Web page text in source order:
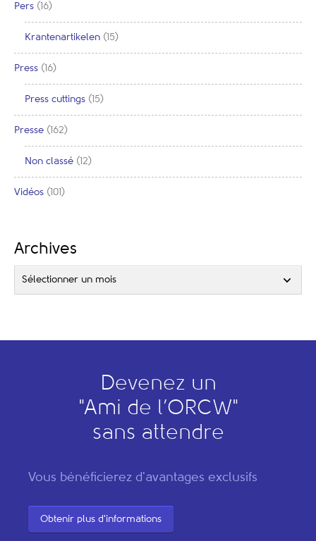
Pers (16)
Krantenartikelen (15)
Press (16)
Press cuttings (15)
Presse (162)
Non classé (12)
Vidéos (101)
Archives
Sélectionner un mois
Devenez un
"Ami de l’ORCW"
sans attendre
Vous bénéficierez d'avantages exclusifs
Obtenir plus d'informations